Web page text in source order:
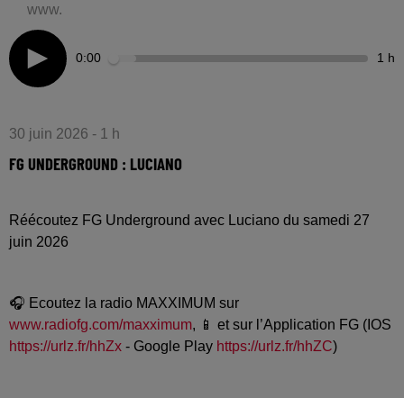
www.
0:00 1 h
30 juin 2026 - 1 h
FG UNDERGROUND : LUCIANO
Réécoutez FG Underground avec Luciano du samedi 27
juin 2026
🎧 Ecoutez la radio MAXXIMUM sur
www.radiofg.com/maxximum, 📱 et sur l’Application FG (IOS
https://urlz.fr/hhZx - Google Play https://urlz.fr/hhZC)